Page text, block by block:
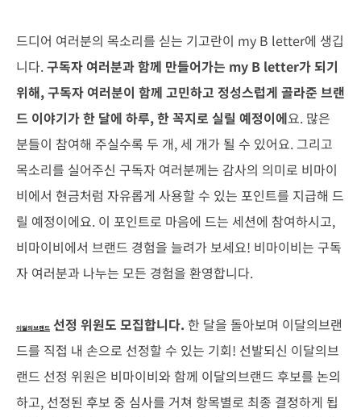
드디어 여러분의 목소리를 싣는 기고란이 my B letter에 생깁
니다.구독자 여러분과 함께 만들어가는 my B letter가 되기
위해, 구독자 여러분이 함께 고민하고 정성스럽게 골라준 브랜
드 이야기가 한 달에 하루, 한 꼭지로 실릴 예정이에요. 많은
분들이 참여해 주실수록 두 개, 세 개가 될 수 있어요. 그리고
목소리를 실어주신 구독자 여러분께는 감사의 의미로 비마이
비에서 현금처럼 자유롭게 사용할 수 있는 포인트를 지급해 드
릴 예정이에요. 이 포인트로 마음에 드는 세션에 참여하시고,
비마이비에서 브랜드 경험을 늘려가 보세요! 비마이비는 구독
자 여러분과 나누는 모든 경험을 환영합니다.
이달의브랜드 선정 위원도 모집합니다. 한 달을 돌아보며 이달의브랜
드를 직접 내 손으로 선정할 수 있는 기회! 선발되신 이달의브
랜드 선정 위원은 비마이비와 함께 이달의브랜드 후보를 논의
하고, 선정된 후보 중 심사를 거쳐 항목별로 최종 결정하게 됩